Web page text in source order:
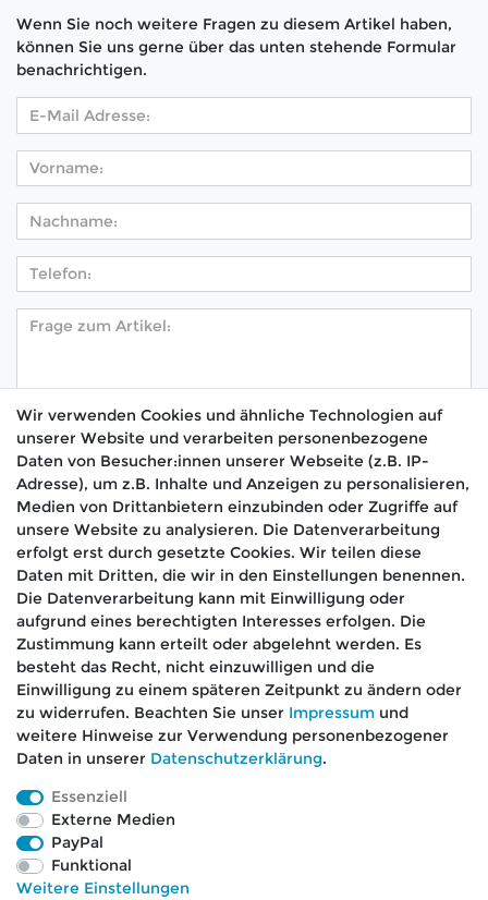
Wenn Sie noch weitere Fragen zu diesem Artikel haben,
können Sie uns gerne über das unten stehende Formular
benachrichtigen.
Hiermit bestätige ich, dass ich dieDaten­schutz­
erklärung gelesen habe. *
Absenden
🚚 Schneller Versand
📦 Kostenloser Versand ab 75 €
📞 Kostenlose Beratung per Telefon &
WhatsApp
Impressum
Barrierefreiheitserklärung
Wir verwenden Cookies und ähnliche Technologien auf
unserer Website und verarbeiten personenbezogene
Daten von Besucher:innen unserer Webseite (z.B. IP-
Adresse), um z.B. Inhalte und Anzeigen zu personalisieren,
Medien von Drittanbietern einzubinden oder Zugriffe auf
unsere Website zu analysieren. Die Datenverarbeitung
erfolgt erst durch gesetzte Cookies. Wir teilen diese
Daten mit Dritten, die wir in den Einstellungen benennen.
Die Datenverarbeitung kann mit Einwilligung oder
aufgrund eines berechtigten Interesses erfolgen. Die
Zustimmung kann erteilt oder abgelehnt werden. Es
besteht das Recht, nicht einzuwilligen und die
Einwilligung zu einem späteren Zeitpunkt zu ändern oder
zu widerrufen. Beachten Sie unser Impressum und
weitere Hinweise zur Verwendung personenbezogener
Daten in unserer Daten­schutz­erklärung.
Essenziell
Externe Medien
PayPal
Funktional
Weitere Einstellungen